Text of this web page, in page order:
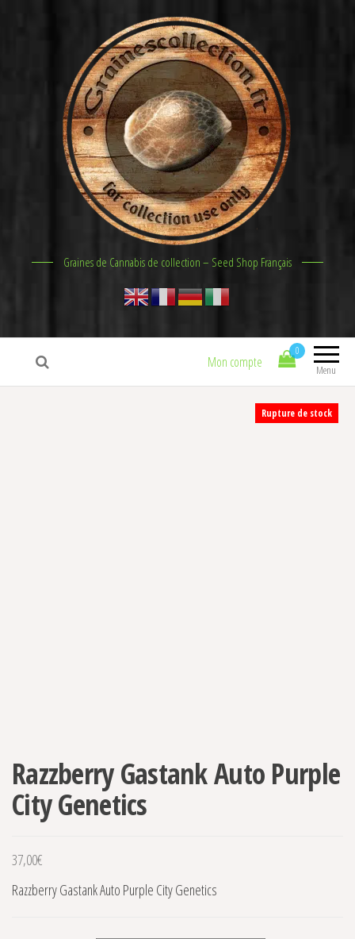
Graines de Cannabis de collection – Seed Shop Français
Menu
0
Mon compte
Razzberry Gastank Auto Purple
City Genetics
37,00€
Rupture de stock
Razzberry Gastank Auto Purple City Genetics